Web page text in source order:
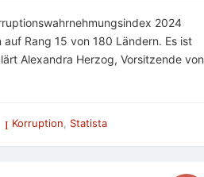
2024
Rang 15 von 180 Ländern. Es ist
Alexandra Herzog, Vorsitzende von
Korruption, Statista